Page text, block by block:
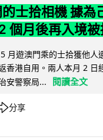
士拾相機 據為
個月後再入境被
月遊澳門乘的士拾獲他人
香港自用。兩人本月 2 日
安警察局...
閱讀全文
分享